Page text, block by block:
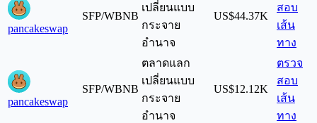
pancakeswap
SFP/WBNB
เปลี่ยนแบบ
กระจาย
อำนาจ
US$44.37K
สอบ
เส้น
ทาง
pancakeswap
SFP/WBNB
ตลาดแลก
เปลี่ยนแบบ
กระจาย
อำนาจ
US$12.12K
ตรวจ
สอบ
เส้น
ทาง